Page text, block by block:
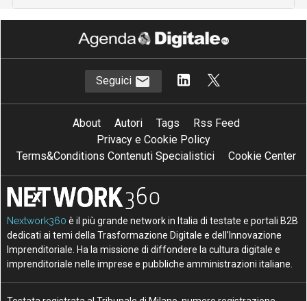
Seguici
About Autori Tags
Rss Feed
Privacy e Cookie Policy
Terms&Conditions Contenuti Specialistici
Cookie Center
Nextwork360 è il più grande network in Italia di testate e portali B2B
dedicati ai temi della Trasformazione Digitale e dell’Innovazione
Imprenditoriale. Ha la missione di diffondere la cultura digitale e
imprenditoriale nelle imprese e pubbliche amministrazioni italiane.